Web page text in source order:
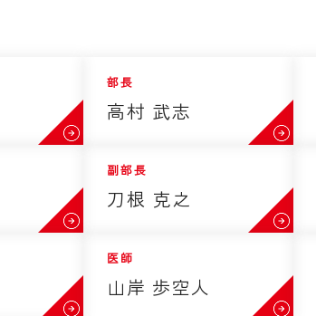
部長
高村 武志
副部長
刀根 克之
医師
山岸 歩空人